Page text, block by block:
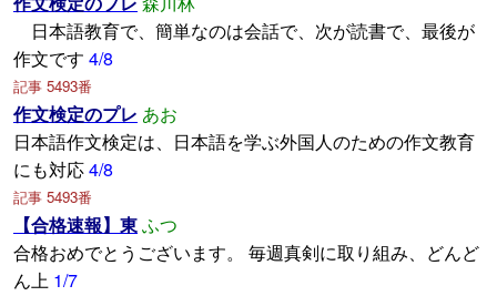
日本語教育で、簡単なのは会話で、次が読書で、最後が
作文です 4/8
記事 5493番
作文検定のプレ あお
日本語作文検定は、日本語を学ぶ外国人のための作文教育
にも対応4/8
記事 5493番
【合格速報】東ふつ
合格おめでとうございます。 毎週真剣に取り組み、どんど
ん上 1/7